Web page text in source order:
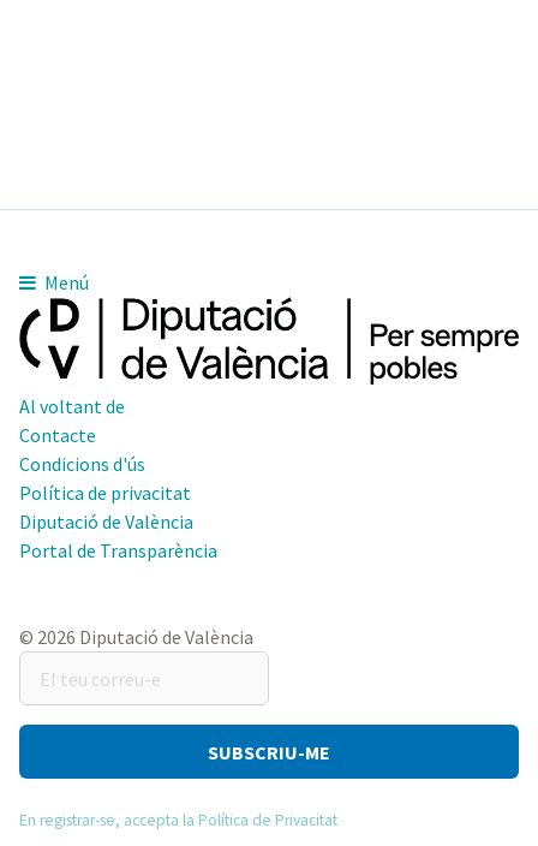
Menú
Al voltant de
Contacte
Condicions d'ús
Política de privacitat
Diputació de València
Portal de Transparència
© 2026 Diputació de València
teu
correu-
En registrar-se, accepta la Política de Privacitat